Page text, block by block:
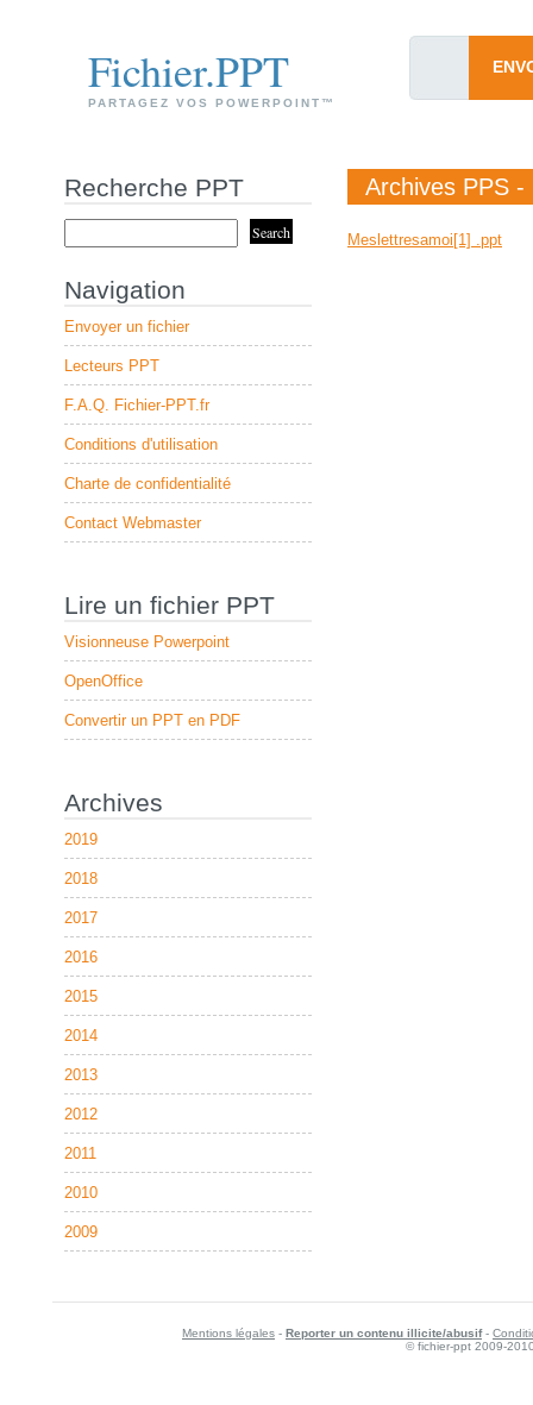
Fichier.PPT
PARTAGEZ VOS POWERPOINT™
Archives PPS
Meslettresamoi[1] .ppt
Recherche PPT
Navigation
Envoyer un fichier
Lecteurs PPT
F.A.Q. Fichier-PPT.fr
Conditions d'utilisation
Charte de confidentialité
Contact Webmaster
Lire un fichier PPT
Visionneuse Powerpoint
OpenOffice
Convertir un PPT en PDF
Archives
2019
2018
2017
2016
2015
2014
2013
2012
2011
2010
2009
Mentions légales - Reporter un contenu illicite/abusif-
© fichier-ppt 2009-